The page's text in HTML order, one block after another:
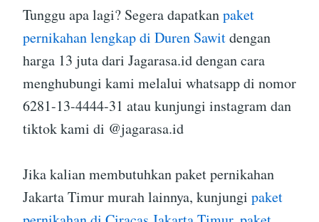
Tunggu apa lagi? Segera dapatkanpaket
pernikahan lengkap di Duren Sawitdengan
harga 13 juta dari Jagarasa.id dengan cara
menghubungi kami melalui whatsapp di nomor
6281-13-4444-31 atau kunjungi instagram dan
tiktok kami di @jagarasa.id
Jika kalian membutuhkan paket pernikahan
Jakarta Timur murah lainnya, kunjungi paket